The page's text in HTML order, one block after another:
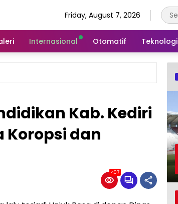
Friday, August 7, 2026
Internasional Otomatif Teknologi
Kab. Kediri
dan
407